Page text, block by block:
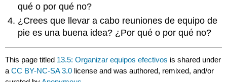
qué o por qué no?
¿Crees que llevar a cabo reuniones de equipo de
pie es una buena idea? ¿Por qué o por qué no?
This page titled 13.5: Organizar equipos efectivos is shared under
aCC BY-NC-SA 3.0 license and was authored, remixed, and/or